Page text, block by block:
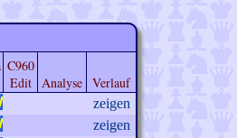
C960
Edit
Analyse Verlauf
zeigen
zeigen